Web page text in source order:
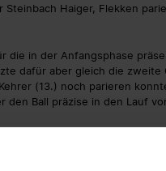
Steinbach Haiger, Flekken
die in der Anfangsphase
dafür aber gleich die zweite
(13.) noch parieren
den Ball präzise in den Lauf
der SC II kontrollierte die
Nach einem langen Ball